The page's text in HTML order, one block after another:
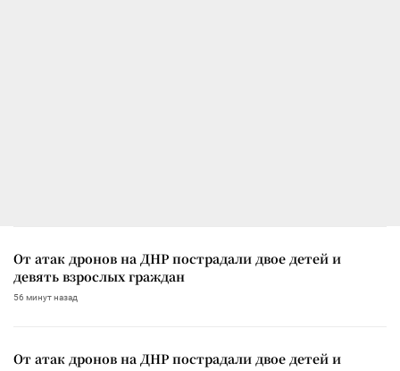
От атак дронов на ДНР пострадали двое детей и
девять взрослых граждан
56 минут назад
От атак дронов на ДНР пострадали двое детей и